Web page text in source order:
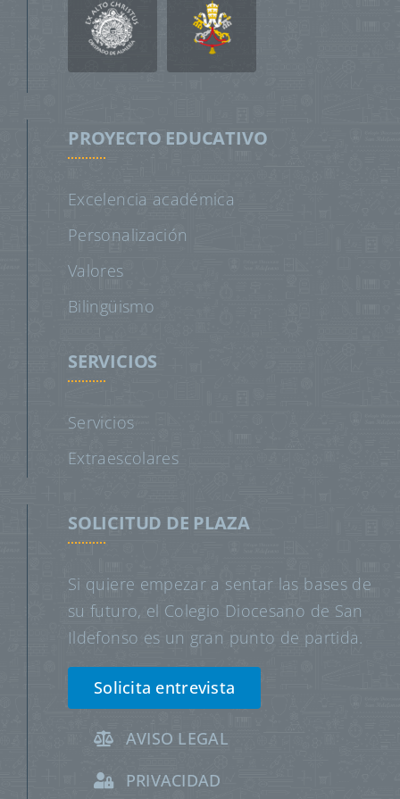
PROYECTO EDUCATIVO
Excelencia académica
Personalización
Valores
Bilingüismo
SERVICIOS
Servicios
Extraescolares
SOLICITUD DE PLAZA
Si quiere empezar a sentar las bases de
su futuro, el Colegio Diocesano de San
Ildefonso es un gran punto de partida.
Solicita entrevista
AVISO LEGAL
PRIVACIDAD